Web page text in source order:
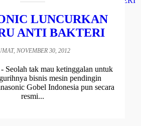
LUNCURKAN
ANTI BAKTERI
NOVEMBER 30, 2012
Seolah tak mau ketinggalan untuk
bisnis mesin pendingin
Gobel Indonesia pun secara
resmi...